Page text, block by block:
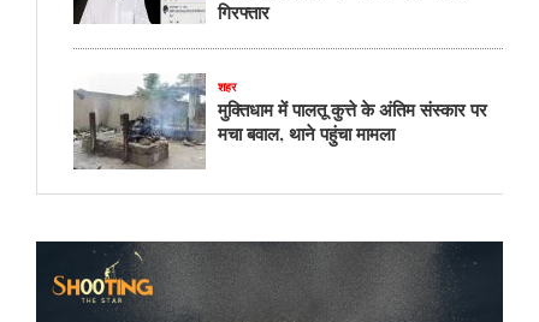
गिरफ्तार
शहर
मुक्तिधाम में पालतू कुत्ते के अंतिम संस्कार पर
मचा बवाल, थाने पहुंचा मामला